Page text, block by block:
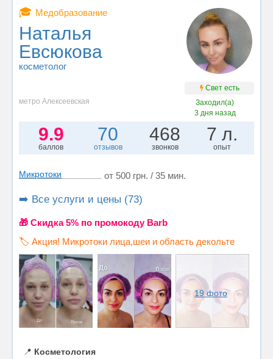
🎓 Медобразование
Наталья
Евсюкова
косметолог
Свет есть
метро Алексеевская
Заходил(а)
3 дня назад
9.9
баллов
70
отзывов
468
звонков
7 л.
опыт
Микротоки от 500 грн. / 35 мин.
➡️ Все услуги и цены (73)
🎁 Cкидка 5% по промокоду Barb
🏷️ Акция! Микротоки лица,шеи и область декольте
19 фото
📍 Косметология